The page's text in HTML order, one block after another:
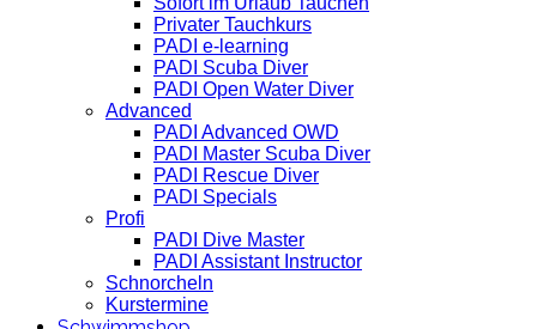
Privater Tauchkurs
PADI e-learning
PADI Scuba Diver
PADI Open Water Diver
Advanced
PADI Advanced OWD
PADI Master Scuba Diver
PADI Rescue Diver
PADI Specials
Profi
PADI Dive Master
PADI Assistant Instructor
Schnorcheln
Kurstermine